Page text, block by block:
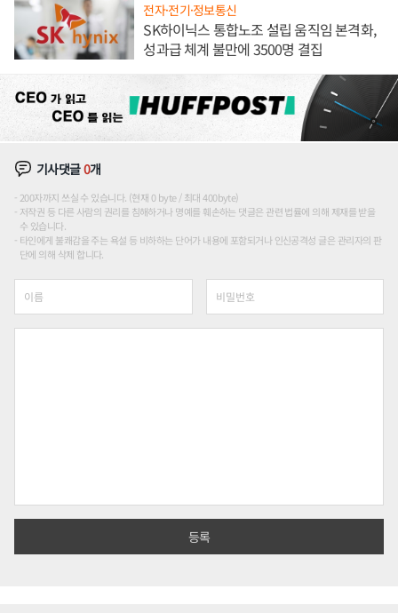
전자·전기·정보통신
SK하이닉스 통합노조 설립 움직임 본격화,
성과급 체계 불만에 3500명 결집
기사댓글0개
200자까지 쓰실 수 있습니다. (현재 0 byte / 최대 400byte)
저작권 등 다른 사람의 권리를 침해하거나 명예를 훼손하는 댓글은 관련 법률에 의해 제재를 받을
수 있습니다.
타인에게 불쾌감을 주는 욕설 등 비하하는 단어가 내용에 포함되거나 인신공격성 글은 관리자의 판
단에 의해 삭제 합니다.